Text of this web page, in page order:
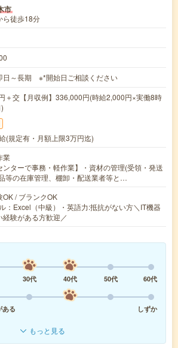
市
ら徒歩18分
日～長期 ※*開始日ご相談ください
＋交【月収例】336,000円(時給2,000円×実働8時
(規定有・月額上限3万円迄)
業
ンターで事務・軽作業】・資材の管理(受領・発送
等の在庫管理、棚卸・配送業者等と…
OK / ブランクOK
：Excel（中級）・英語力:抵抗がない方＼IT機器
経験がある方歓迎／
30代 40代 50代
60代
ある
しずか
もっと見る